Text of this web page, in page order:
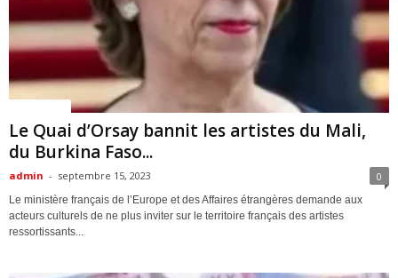
Le Quai d’Orsay bannit les artistes du Mali,
du Burkina Faso...
admin - septembre 15, 2023 0
Le ministère français de l’Europe et des Affaires étrangères demande aux
acteurs culturels de ne plus inviter sur le territoire français des artistes
ressortissants...